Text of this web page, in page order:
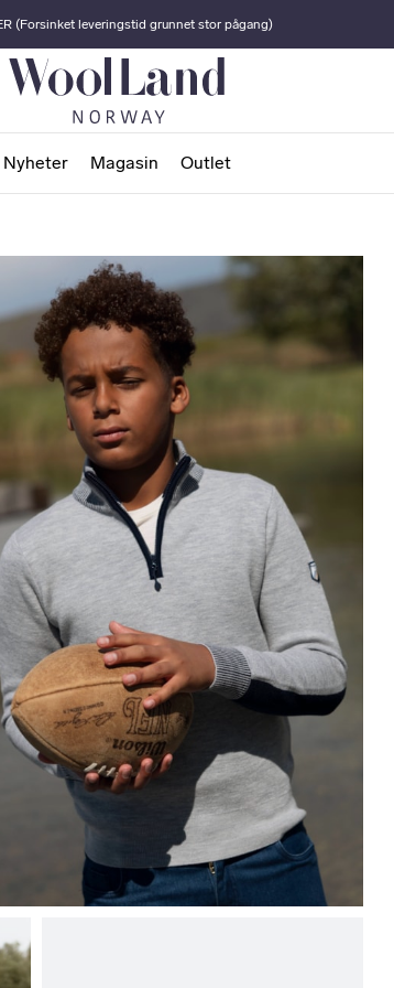
(Forsinket leveringstid grunnet stor pågang)
Nyheter Magasin Outlet